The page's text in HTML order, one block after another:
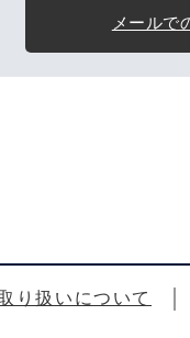
メールで
り扱いについて